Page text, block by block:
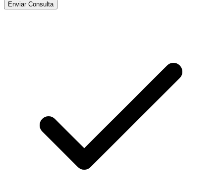
Enviar Consulta